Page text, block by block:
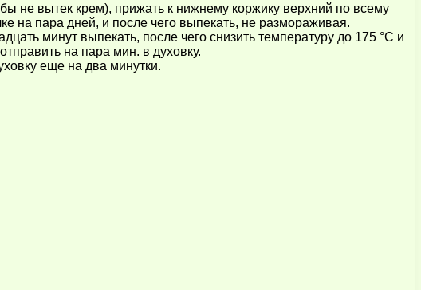
не вытек крем), прижать к нижнему коржику верхний по всему
на пара дней, и после чего выпекать, не размораживая.
минут выпекать, после чего снизить температуру до 175 °C и
на пара мин. в духовку.
еще на два минутки.